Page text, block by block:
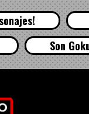
Son